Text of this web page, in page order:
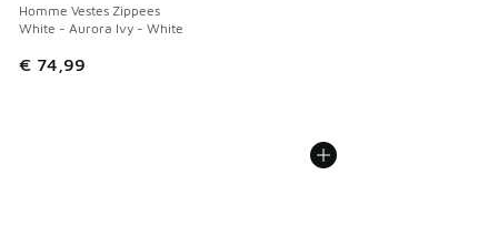
Homme Vestes Zippees
White - Aurora Ivy - White
€ 74,99